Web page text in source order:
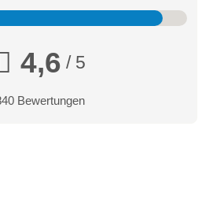
4,6 / 5
Bewertungen